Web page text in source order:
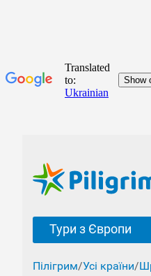
Тури з Європи
Пілігрим/Усі країни/